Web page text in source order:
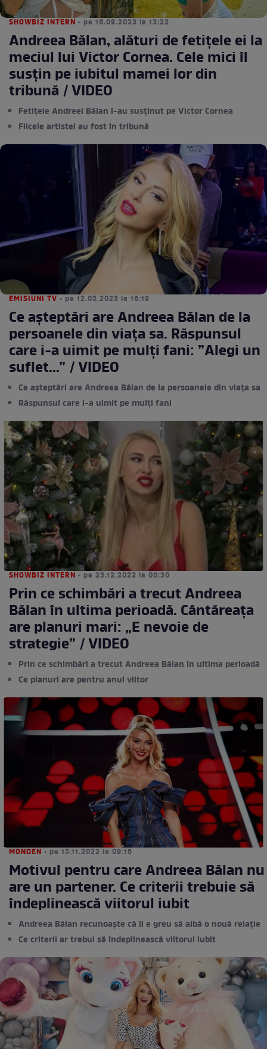
SHOWBIZ INTERN • pe 16.09.2023 la 13:22
Andreea Bălan, alături de fetițele ei la
meciul lui Victor Cornea. Cele mici îl
susțin pe iubitul mamei lor din
tribună / VIDEO
Fetițele Andreei Bălan l-au susținut pe Victor Cornea
Fiicele artistei au fost în tribună
EMISIUNI TV • pe 12.05.2023 la 16:19
Ce așteptări are Andreea Bălan de la
persoanele din viața sa. Răspunsul
care i-a uimit pe mulți fani: ”Alegi un
suflet...” / VIDEO
Ce așteptări are Andreea Bălan de la persoanele din viața sa
Răspunsul care i-a uimit pe mulți fani
SHOWBIZ INTERN • pe 23.12.2022 la 00:30
Prin ce schimbări a trecut Andreea
Bălan în ultima perioadă. Cântăreața
are planuri mari: „E nevoie de
strategie” / VIDEO
Prin ce schimbări a trecut Andreea Bălan în ultima perioadă
Ce planuri are pentru anul viitor
MONDEN • pe 15.11.2022 la 09:16
Motivul pentru care Andreea Bălan nu
are un partener. Ce criterii trebuie să
îndeplinească viitorul iubit
Andreea Bălan recunoaște că îi e greu să aibă o nouă relație
Ce criterii ar trebui să îndeplinească viitorul iubit